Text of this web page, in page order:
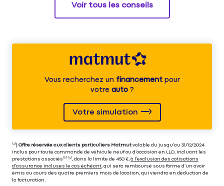
Voir tous les conseils
Vous recherchez unfinancementpour
votre auto?
Votre simulation
⁽⁴⁾| Offre réservée aux clients particuliers Matmut valable du jusqu’au 31/12/2024
inclus pour toute commande de véhicule neuf ou d’occasion en LLD, incluant les
prestations associés⁽³⁾ ⁽⁵⁾, dans la limite de 450 €, à l’exclusion des cotisations
d’assurance incluses le cas échéant , qui sera remboursé sous forme d’un avoir
émis au cours des quatre premiers mois de location, qui viendra en déduction de
la facturation.